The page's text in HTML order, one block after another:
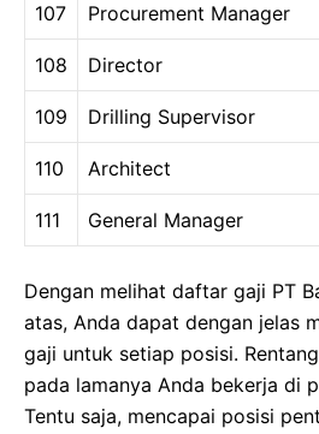
107 Procurement Manager
108 Director
109 Drilling Supervisor
110 Architect
111 General Manager
Dengan melihat daftar gaji PT
atas, Anda dapat dengan jelas
gaji untuk setiap posisi.
pada lamanya Anda bekerja di
Tentu saja, mencapai posisi